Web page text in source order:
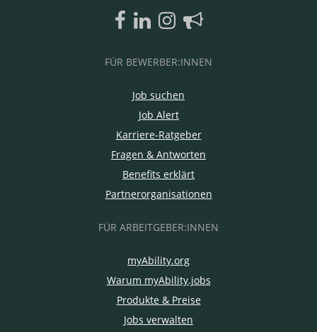
FÜR BEWERBER:INNEN
Job suchen
Job Alert
Karriere-Ratgeber
Fragen & Antworten
Benefits erklärt
Partnerorganisationen
FÜR ARBEITGEBER:INNEN
myAbility.org
Warum myAbility.jobs
Produkte & Preise
Jobs verwalten